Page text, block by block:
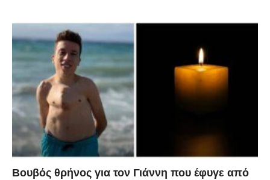
Βουβός θρήνος για τον Γιάννη που έφυγε από